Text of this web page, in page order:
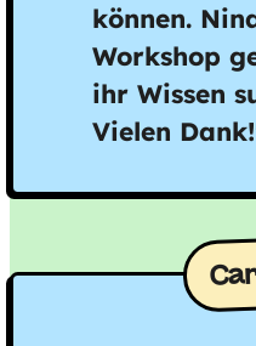
können.
Workshop
ihr Wissen
Vielen